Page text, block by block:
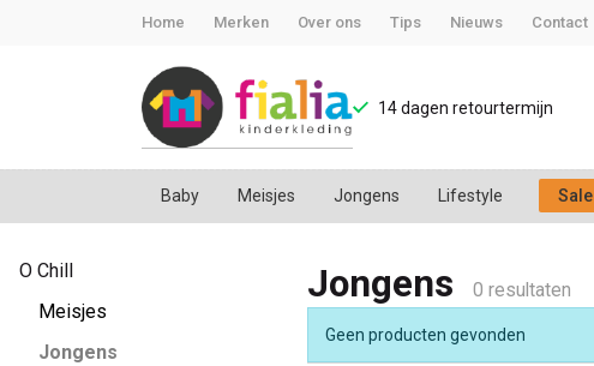
Home Merken Over ons Tips Nieuws Contact
14 dagen retourtermijn
Baby Meisjes Jongens Lifestyle Sale
Jongens
kleding
O Chill
Meisjes
Jongens
Jongens 0 resultaten
Geen producten gevonden